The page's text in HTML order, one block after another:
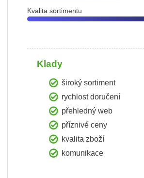
Kvalita sortimentu
Klady
široký sortiment
rychlost doručení
přehledný web
příznivé ceny
kvalita zboží
komunikace